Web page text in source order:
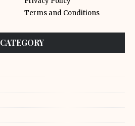
Terms and Conditions
CATEGORY